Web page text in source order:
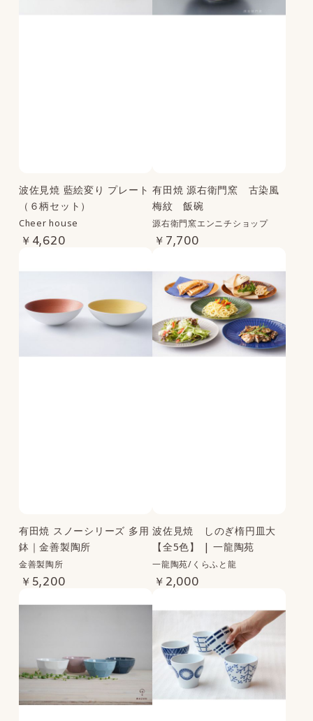
波佐見焼 藍絵変り プレート
（６柄セット）
Cheer house
￥4,620
有田焼 源右衛門窯 古染風
梅紋 飯碗
源右衛門窯エンニチショップ
￥7,700
有田焼 スノーシリーズ 多用
鉢｜金善製陶所
金善製陶所
￥5,200
波佐見焼 しのぎ楕円皿大
【全5色】 | 一龍陶苑
一龍陶苑/くらふと龍
￥2,000